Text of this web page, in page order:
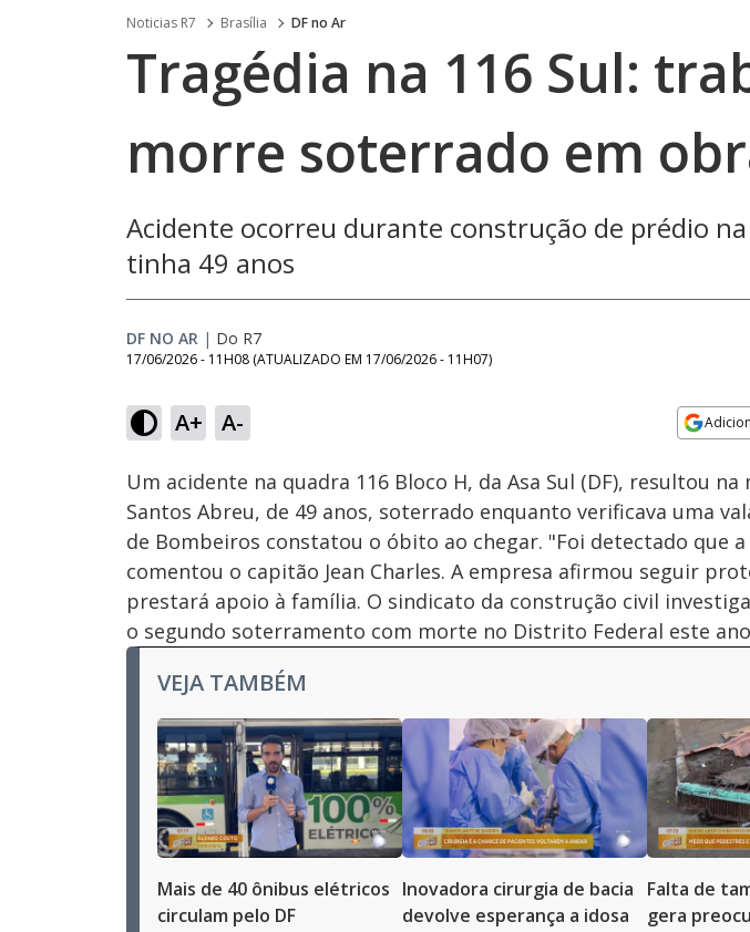
Noticias R7 Brasília DF no Ar
Tragédia na 116 Sul:
morre soterrado em
Acidente ocorreu durante construção de prédio na
tinha 49 anos
DF NO AR | Do R7
17/06/2026 - 11H08 (ATUALIZADO EM 17/06/2026 - 11H07)
A+ A-
Ativar
Som
Um acidente na quadra 116 Bloco H, da Asa Sul (DF), resultou
Santos Abreu, de 49 anos, soterrado enquanto verificava uma
de Bombeiros constatou o óbito ao chegar. "Foi detectado que
comentou o capitão Jean Charles. A empresa afirmou seguir
prestará apoio à família. O sindicato da construção civil
o segundo soterramento com morte no Distrito Federal este
VEJA TAMBÉM
Mais de 40 ônibus elétricos
circulam pelo DF
Inovadora cirurgia de bacia
devolve esperança a idosa
Falta de
gera